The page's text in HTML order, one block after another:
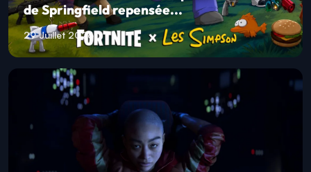
de Springfield repensée...
29 Juillet 2026